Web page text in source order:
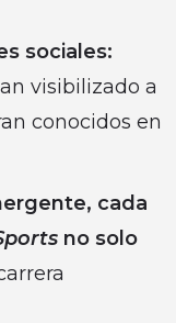
sociales:
visibilizado a
conocidos en
cada
no solo